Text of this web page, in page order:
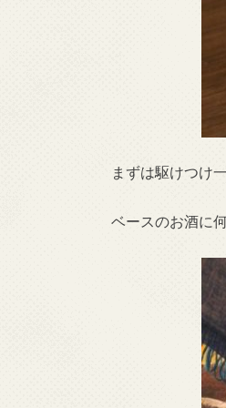
まずは駆けつけ
ベースのお酒に